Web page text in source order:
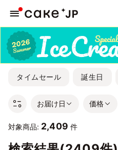
タイムセール 誕生日
お届け日 価格
対象商品: 2,409 件